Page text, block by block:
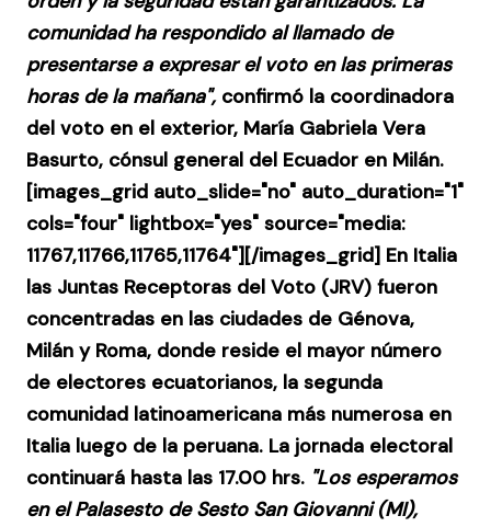
comunidad ha respondido al llamado de
presentarse a expresar el voto en las primeras
horas de la mañana", confirmó la coordinadora
del voto en el exterior, María Gabriela Vera
Basurto, cónsul general del Ecuador en Milán.
[images_grid auto_slide="no" auto_duration="1"
cols="four" lightbox="yes" source="media:
11767,11766,11765,11764"][/images_grid] En Italia
las Juntas Receptoras del Voto (JRV) fueron
concentradas en las ciudades de Génova,
Milán y Roma, donde reside el mayor número
de electores ecuatorianos, la segunda
comunidad latinoamericana más numerosa en
Italia luego de la peruana. La jornada electoral
continuará hasta las 17.00 hrs. "Los esperamos
en elPalasestodeSesto San Giovanni(MI),